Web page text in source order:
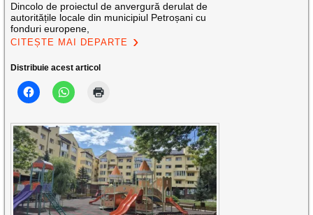
Dincolo de proiectul de anvergură derulat de
autoritățile locale din municipiul Petroșani cu
fonduri europene,
CITEȘTE MAI DEPARTE
Distribuie acest articol